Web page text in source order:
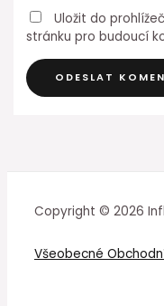
Uložit do
stránku pro budoucí
Copyright © 2026
Všeobecné